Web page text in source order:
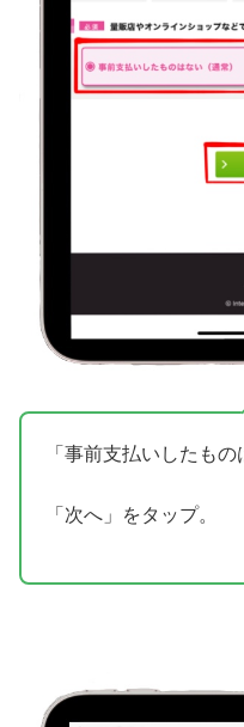
「事前支払いしたも
「次へ」をタップ。